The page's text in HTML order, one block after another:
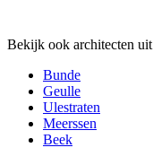
Bekijk ook architecten uit
Bunde
Geulle
Ulestraten
Meerssen
Beek